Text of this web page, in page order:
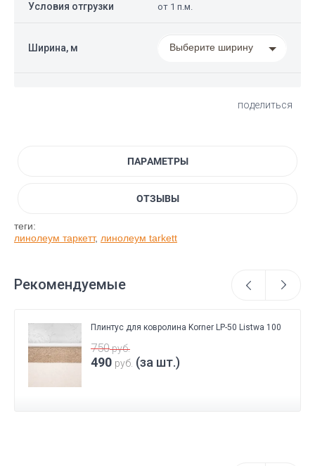
Условия отгрузки от 1 п.м.
Ширина, м Выберите ширину
поделиться
ПАРАМЕТРЫ
ОТЗЫВЫ
теги:
линолеум таркетт, линолеум tarkett
Рекомендуемые
Плинтус для ковролина Korner LP-50 Listwa 100
750руб.
490 руб. (за шт.)